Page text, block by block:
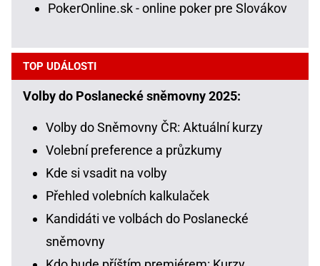
PokerOnline.sk - online poker pre Slovákov
TOP UDÁLOSTI
Volby do Poslanecké sněmovny 2025:
Volby do Sněmovny ČR: Aktuální kurzy
Volební preference a průzkumy
Kde si vsadit na volby
Přehled volebních kalkulaček
Kandidáti ve volbách do Poslanecké
sněmovny